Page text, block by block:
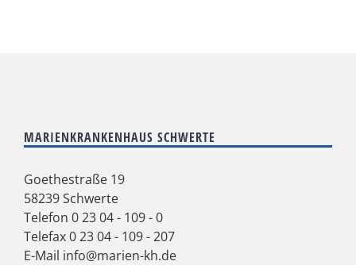
MARIENKRANKENHAUS SCHWERTE
Goethestraße 19
58239 Schwerte
Telefon 0 23 04 - 109 - 0
Telefax 0 23 04 - 109 - 207
E-Mail info@marien-kh.de